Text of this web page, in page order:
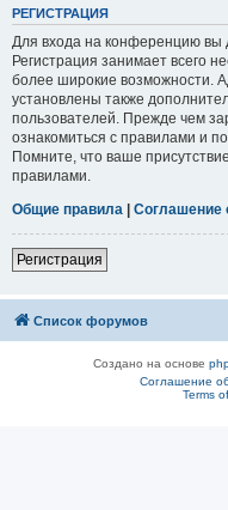
РЕГИСТРАЦИЯ
Для входа на конференцию вы
Регистрация занимает всего
более широкие возможности.
установлены также
пользователей. Прежде чем
ознакомиться с правилами и
Помните, что ваше
правилами.
Общие правила | Соглашение
Регистрация
Список форумов
Создано на основе
Соглашение
Terms